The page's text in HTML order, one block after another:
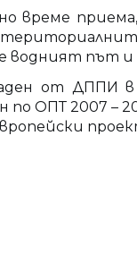
вpeмe
водният път
от ДППИ
по ОПТ 2007 –